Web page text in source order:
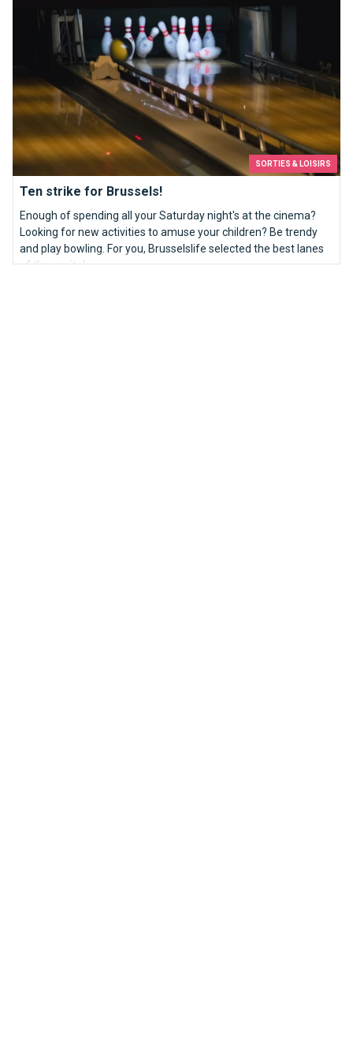
SORTIES & LOISIRS
Ten strike for Brussels!
Enough of spending all your Saturday night's at the cinema?
Looking for new activities to amuse your children? Be trendy
and play bowling. For you, Brusselslife selected the best lanes
of the capital.